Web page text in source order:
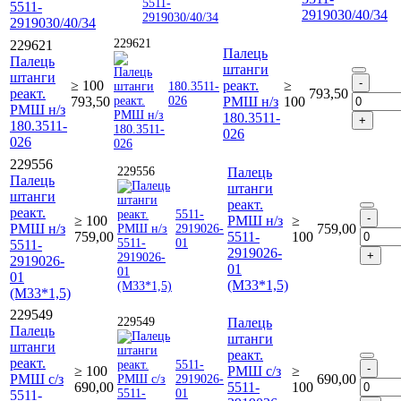
5511-
2919030/40/34
2919030/40/34
229621
Палець
штанги
реакт.
РМШ н/з
180.3511-
026
≥ 100
793,50
229621
180.3511-
026
Палець
штанги
реакт.
РМШ н/з
180.3511-
026
≥
100
793,50
229556
Палець
штанги
реакт.
РМШ н/з
5511-
2919026-
01
(М33*1,5)
≥ 100
759,00
229556
5511-
2919026-
01
Палець
штанги
реакт.
РМШ н/з
5511-
2919026-
01
(М33*1,5)
≥
100
759,00
229549
Палець
штанги
реакт.
РМШ с/з
5511-
≥ 100
690,00
229549
5511-
2919026-
01
Палець
штанги
реакт.
РМШ с/з
5511-
≥
100
690,00